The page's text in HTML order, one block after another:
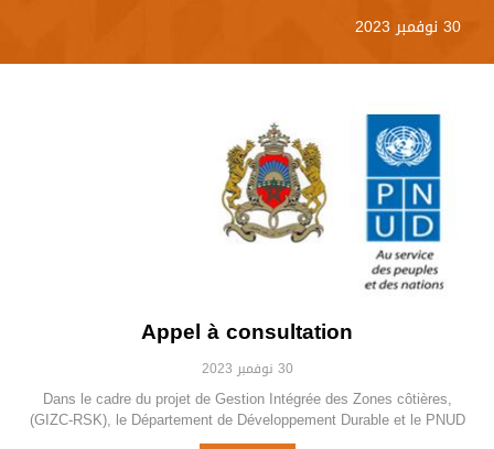
30 نوفمبر 2023
Appel à consultation
30 نوفمبر 2023
Dans le cadre du projet de Gestion Intégrée des Zones côtières,
(GIZC-RSK), le Département de Développement Durable et le PNUD